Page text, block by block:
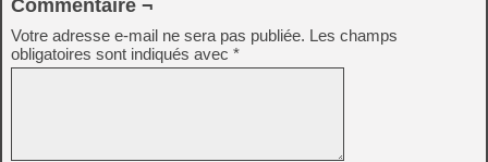
Commentaire ¬
Votre adresse e-mail ne sera pas publiée. Les champs
obligatoires sont indiqués avec *